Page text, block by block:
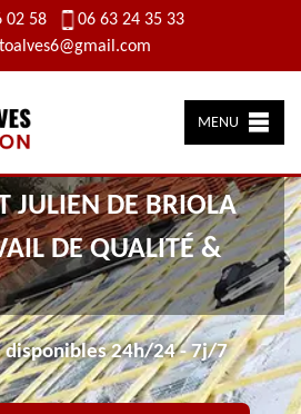
02 58
06 63 24 35 33
MENU
JULIEN DE BRIOLA
DE QUALITÉ &
disponibles 24h/24 - 7j/7